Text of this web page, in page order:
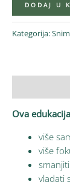
DODAJ U
Kategorija:
Ova
više
više
vladati